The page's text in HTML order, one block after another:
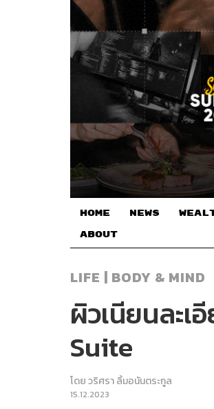
HOME NEWS
ABOUT
LIFE | BODY & MIND
ผิวเนียนละ
Suite
โดยวริศรา ลิ้มอนันตระกูล
15.12.2023